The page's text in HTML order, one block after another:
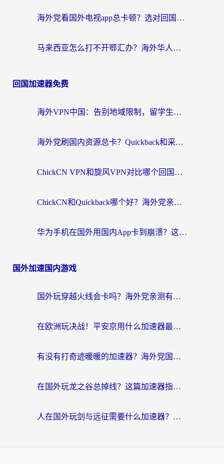
海外党看国外电视app总卡顿？选对回国加速器，追剧购物两不误
马来西亚怎么打不开鄂汇办？海外华人必备的回国加速指南，解决追剧、办事、阅读难题
回国加速器免费
海外VPN中国：告别地域限制，留学生与华人如何轻松刷国内剧、玩国服？
海外党刷国内资源总卡？Quickback和采集蜂好用吗？这篇指南帮你避坑
ChickCN VPN和旋风VPN对比哪个回国效果更好？海外党亲测实用指南
ChickCN和Quickback哪个好？海外党亲测回国加速器，轻松解锁国内资源（附避坑指南）
华为手机在国外用国内App卡到崩溃？这篇加速器指南帮你无缝刷剧打游戏
国外加速国内游戏
国外玩穿越火线会卡吗？海外党亲测有效的国服游戏加速指南
在欧洲玩决战！平安京用什么加速器最好用？2026实测有效的国服游戏加速指南
有没有打奇迹暖暖的加速器？海外党国服游戏畅玩不卡顿的秘密
在国外玩龙之谷总掉线？这篇加速器指南帮你告别延迟卡顿！
人在国外玩剑与远征需要什么加速器？老玩家亲测的避坑指南来了